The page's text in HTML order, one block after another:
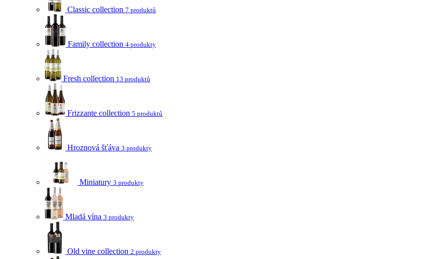
Classic collection 7 produktů
Family collection 4 produkty
Fresh collection 13 produktů
Frizzante collection 5 produktů
Hroznová šťáva 3 produkty
Miniatury 3 produkty
Mladá vína 3 produkty
Old vine collection 2 produkty